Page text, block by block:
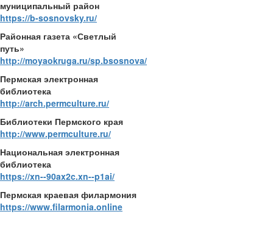
муниципальный район
https://b-sosnovsky.ru/
Районная газета «Светлый
путь»
http://moyaokruga.ru/sp.bsosnova/
Пермская электронная
библиотека
http://arch.permculture.ru/
Библиотеки Пермского края
http://www.permculture.ru/
Национальная электронная
библиотека
https://xn--90ax2c.xn--p1ai/
Пермская краевая филармония
https://www.filarmonia.online